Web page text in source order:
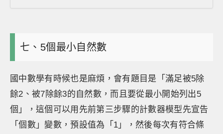
七、5個最小自然數
國中數學有時候也是麻煩，會有題目是「滿足被5除
餘2、被7除餘3的自然數，而且要從最小開始列出5
個」，這個可以用先前第三步驟的計數器模型先宣告
「個數」變數，預設值為「1」，然後每次有符合條